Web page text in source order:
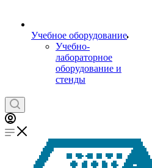
Учебное оборудование
Учебно-
лабораторное
оборудование и
стенды